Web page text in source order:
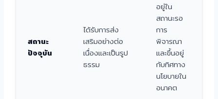
สถานะ
ปัจจุบัน
ได้รับการส่ง
เสริมอย่างต่อ
เนื่องและเป็นรูป
ธรรม
อยู่ใน
สถานะรอ
การ
พิจารณา
และขึ้นอยู่
กับทิศทาง
นโยบายใน
อนาคต